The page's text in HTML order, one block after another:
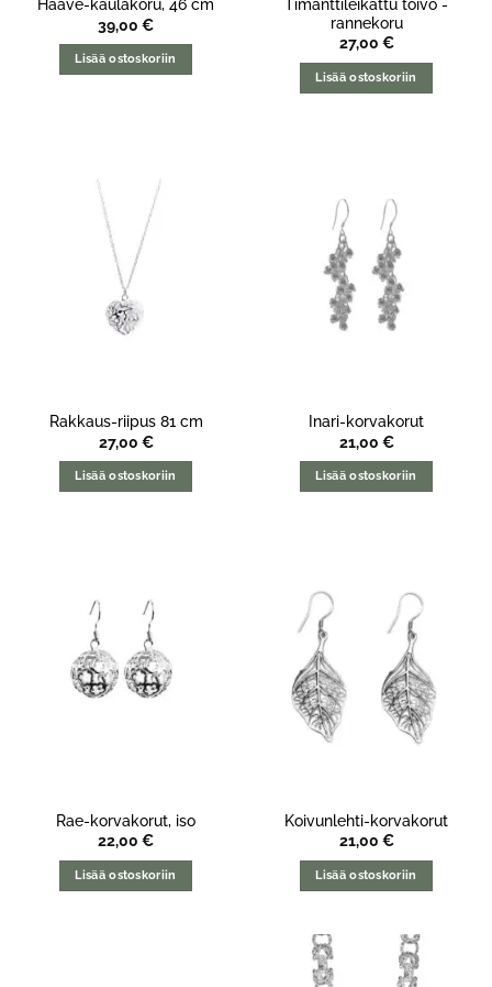
Haave-kaulakoru, 46 cm
39,00 €
Lisää ostoskoriin
Timanttileikattu toivo -
rannekoru
27,00 €
Lisää ostoskoriin
Rakkaus-riipus 81 cm
27,00 €
Lisää ostoskoriin
Inari-korvakorut
21,00 €
Lisää ostoskoriin
Rae-korvakorut, iso
22,00 €
Lisää ostoskoriin
Koivunlehti-korvakorut
21,00 €
Lisää ostoskoriin